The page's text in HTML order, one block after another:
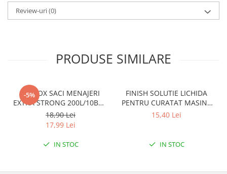
Review-uri(0)
PRODUSE SIMILARE
-5%
CLINOX SACI MENAJERI
EXTRA STRONG 200L/10BUC
LDPE NEGRI (90*122CM)
ETICHETA MOV
18,90 Lei
17,99 Lei
IN STOC
FINISH SOLUTIE LICHIDA
PENTRU CURATAT MASINA
DE SPALAT VASE 250ML
15,40 Lei
IN STOC